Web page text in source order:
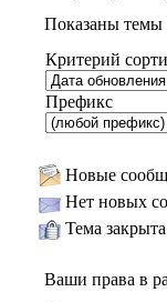
Показаны темы
Критерий
Префикс
Новые
Нет новых
Тема закрыта
Ваши права в